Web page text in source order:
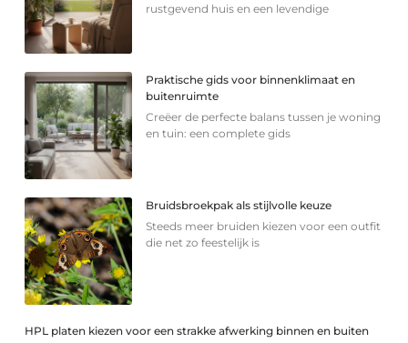
rustgevend huis en een levendige
Praktische gids voor binnenklimaat en
buitenruimte
Creëer de perfecte balans tussen je woning
en tuin: een complete gids
Bruidsbroekpak als stijlvolle keuze
Steeds meer bruiden kiezen voor een outfit
die net zo feestelijk is
HPL platen kiezen voor een strakke afwerking binnen en buiten